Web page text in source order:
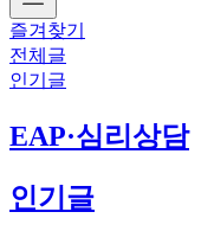
즐겨찾기
전체글
인기글
EAP·심리상담
인기글